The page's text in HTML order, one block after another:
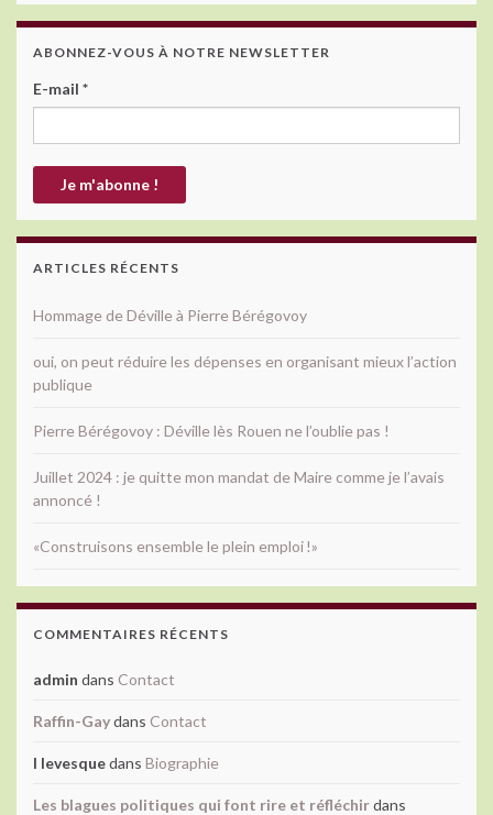
ABONNEZ-VOUS À NOTRE NEWSLETTER
E-mail *
ARTICLES RÉCENTS
Hommage de Déville à Pierre Bérégovoy
oui, on peut réduire les dépenses en organisant mieux l’action
publique
Pierre Bérégovoy : Déville lès Rouen ne l’oublie pas !
Juillet 2024 : je quitte mon mandat de Maire comme je l’avais
annoncé !
«Construisons ensemble le plein emploi !»
COMMENTAIRES RÉCENTS
admin dans Contact
Raffin-Gaydans Contact
l levesquedans Biographie
Les blagues politiques qui font rire et réfléchirdans